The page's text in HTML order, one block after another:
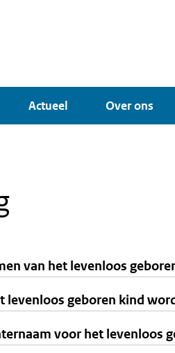
Actueel Over ons
van het levenloos
levenloos geboren kind
voor het levenloos